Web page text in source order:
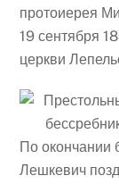
протоиерея
19 сентября
церкви
По окончании
Лешкевич